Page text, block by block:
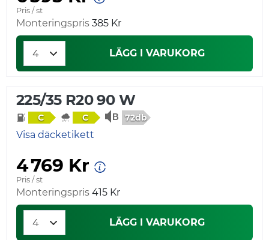
Pris / st
Monteringspris 385 Kr
LÄGG I VARUKORG
225/35 R20 90 W
C C 72db
Visa däcketikett
4 769 Kr
Pris / st
Monteringspris 415 Kr
LÄGG I VARUKORG